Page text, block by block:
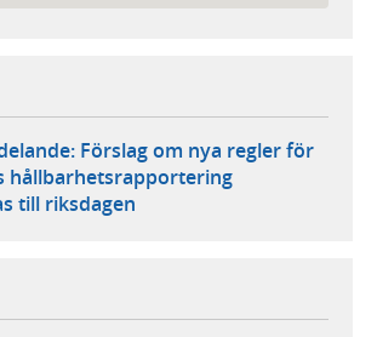
Förslag om nya regler för
hållbarhetsrapportering
till riksdagen